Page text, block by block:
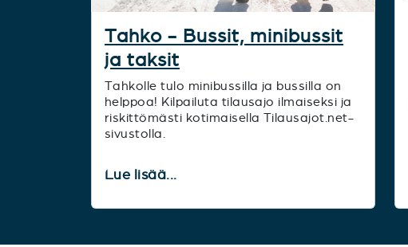
Tahko - Bussit, minibussit
ja taksit
Tahkolle tulo minibussilla ja bussilla on
helppoa! Kilpailuta tilausajo ilmaiseksi ja
riskittömästi kotimaisella Tilausajot.net-
sivustolla.
Lue lisää...